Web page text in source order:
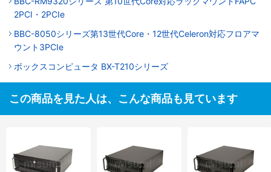
2PCI・2PCIe
BBC-8050シリーズ第13世代Core・12世代Celeron対応フロアマ
ウント3PCIe
ボックスコンピュータ BX-T210シリーズ
この商品を見た人は、こんな商品も見ています